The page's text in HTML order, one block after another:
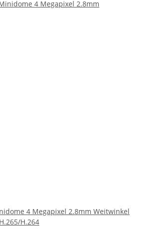
4 Megapixel 2.8mm Weitwinkel
H.264